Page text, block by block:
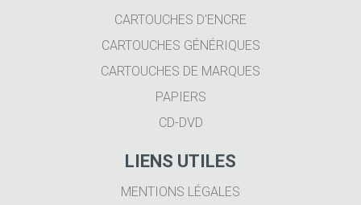
CARTOUCHES D'ENCRE
CARTOUCHES GÉNÉRIQUES
CARTOUCHES DE MARQUES
PAPIERS
CD-DVD
LIENS UTILES
MENTIONS LÉGALES